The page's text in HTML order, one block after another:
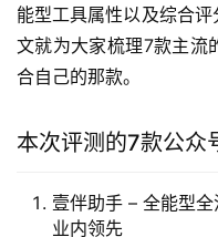
能型工具属性以及综合
文就为大家梳理7款主流
合自己的那款。
本次评测的7款公众
壹伴助手 – 全能型
业内领先